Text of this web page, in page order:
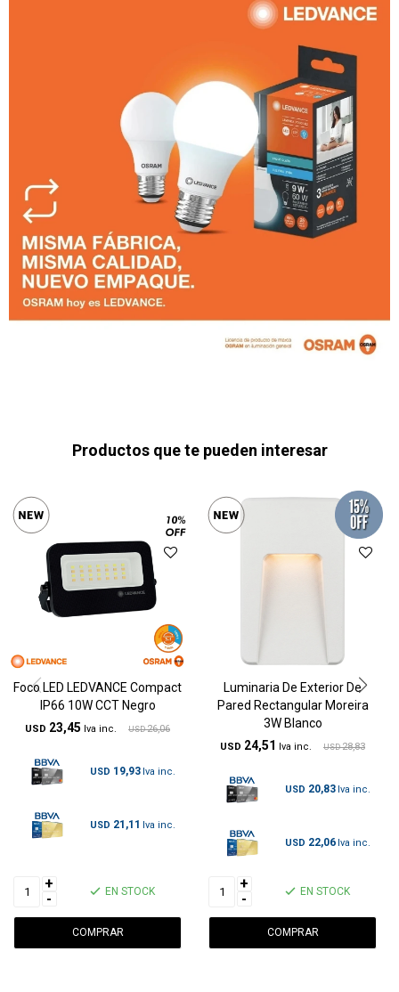
Productos que te pueden interesar
Foco LED LEDVANCE Compact
IP66 10W CCT Negro
USD 23,45 USD 26,06
USD 19,93
USD 21,11
+
-
EN STOCK
Luminaria De Exterior De
Pared Rectangular Moreira
3W Blanco
USD 24,51 USD 28,83
USD 20,83
USD 22,06
+
-
EN STOCK